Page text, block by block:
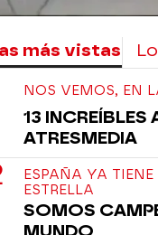
más vistas
NOS VEMOS, EN
13 INCREÍBLES
ATRESMEDIA
ESPAÑA YA
ESTRELLA
SOMOS
MUNDO